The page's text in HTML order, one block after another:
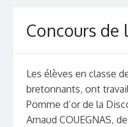
Concours de
Les élèves en classe
bretonnants, ont
Pomme d’or de la
Arnaud COUEGNAS,